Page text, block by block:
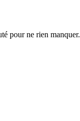
pour ne rien manquer.